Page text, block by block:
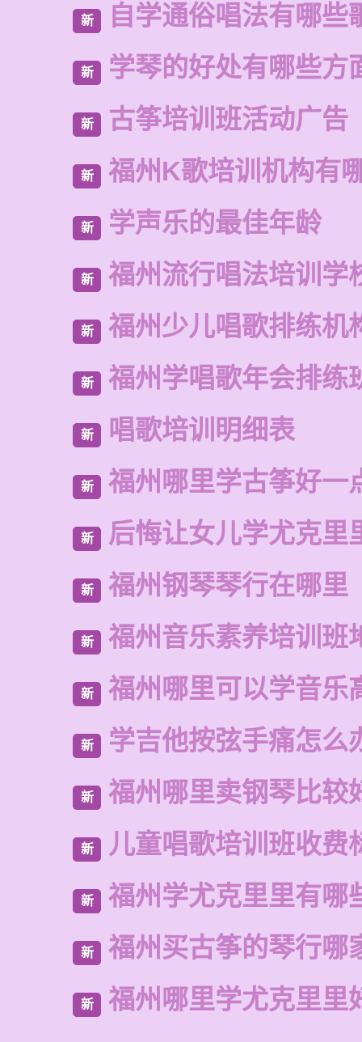
新 自学通俗唱法有哪些
新 学琴的好处有哪些方
新 古筝培训班活动广告
新 福州K歌培训机构有
新 学声乐的最佳年龄
新 福州流行唱法培训学
新 福州少儿唱歌排练机
新 福州学唱歌年会排练
新 唱歌培训明细表
新 福州哪里学古筝好一
新 后悔让女儿学尤克里
新 福州钢琴琴行在哪里
新 福州音乐素养培训班
新 福州哪里可以学音乐
新 学吉他按弦手痛怎么
新 福州哪里卖钢琴比较
新 儿童唱歌培训班收费
新 福州学尤克里里有哪
新 福州买古筝的琴行哪
新 福州哪里学尤克里里